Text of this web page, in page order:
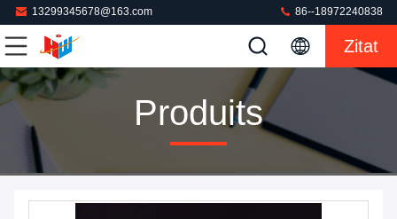
13299345678@163.com 86--18972240838
Zitat
Produits